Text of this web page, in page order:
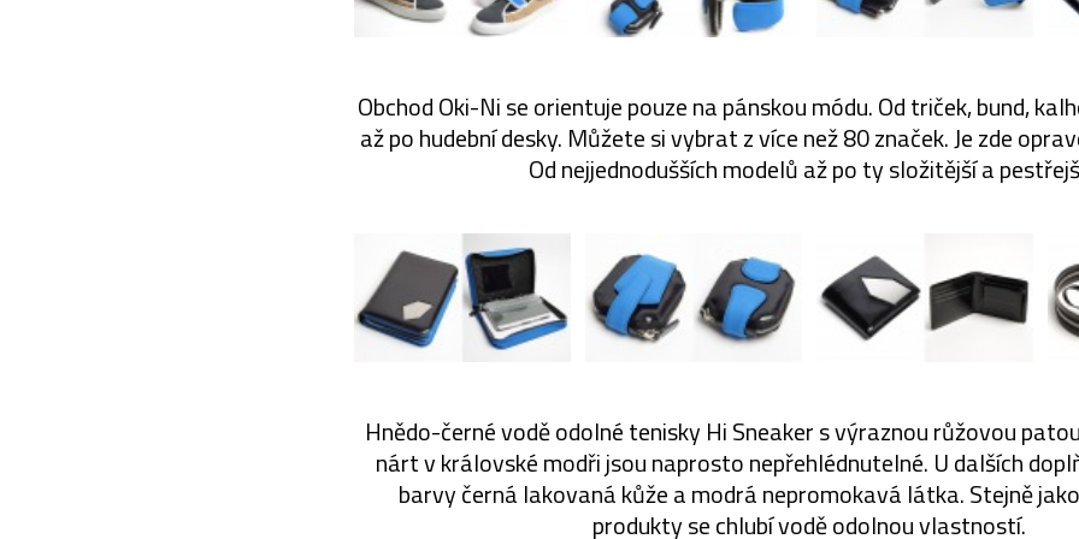
Obchod Oki-Ni se orientuje pouze na pánskou módu. Od triček, bund,
až po hudební desky. Můžete si vybrat z více než 80 značek. Je zde
Od nejjednodušších modelů až po ty složitější a
Hnědo-černé vodě odolné tenisky Hi Sneaker s výraznou růžovou
nárt v královské modři jsou naprosto nepřehlédnutelné. U dalších
barvy černá lakovaná kůže a modrá nepromokavá látka. Stejně
produkty se chlubí vodě odolnou vlastností.